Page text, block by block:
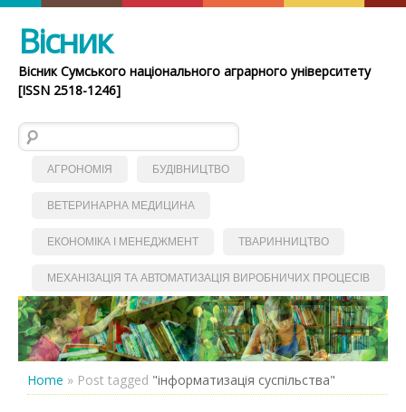
Вісник
Вісник Сумського національного аграрного університету
[ISSN 2518-1246]
Пошук:
АГРОНОМІЯ БУДІВНИЦТВО
ВЕТЕРИНАРНА МЕДИЦИНА
ЕКОНОМІКА І МЕНЕДЖМЕНТ ТВАРИННИЦТВО
МЕХАНІЗАЦІЯ ТА АВТОМАТИЗАЦІЯ ВИРОБНИЧИХ ПРОЦЕСІВ
Home » Post tagged "інформатизація суспільства"